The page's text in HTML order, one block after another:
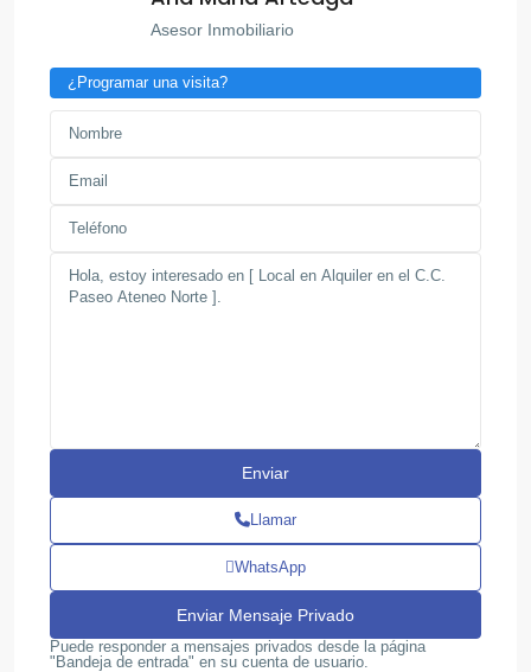
Asesor Inmobiliario
¿Programar una visita?
Llamar
WhatsApp
Puede responder a mensajes privados desde la página
"Bandeja de entrada" en su cuenta de usuario.